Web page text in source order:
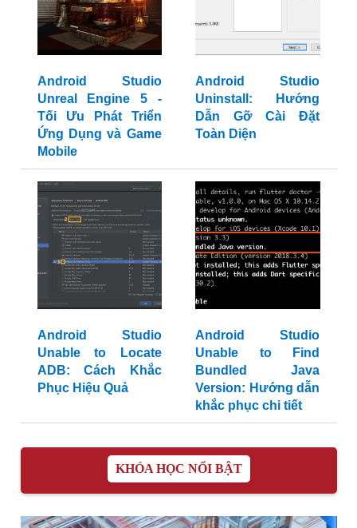
Android Studio
Unreal Engine 5 -
Tối Ưu Phát Triển
Ứng Dụng và Game
Mobile
Android Studio
Uninstall: Hướng
Dẫn Gỡ Cài Đặt
Toàn Diện
Android Studio
Unable to Locate
ADB: Cách Khắc
Phục Hiệu Quả
Android Studio
Unable to Find
Bundled Java
Version: Hướng dẫn
khắc phục chi tiết
KHÓA HỌC NỔI BẬT